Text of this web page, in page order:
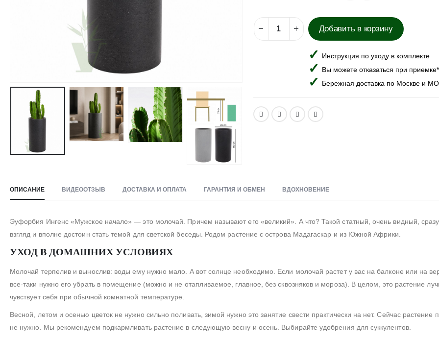
Добавить в корзину
Инструкция по уходу в комплекте
Вы можете отказаться при приемке*
Бережная доставка по Москве и
ОПИСАНИЕ ВИДЕООТЗЫВ ДОСТАВКА И ОПЛАТА ГАРАНТИЯ И ОБМЕН ВДОХНОВЕНИЕ
Эуфорбия Ингенс «Мужское начало» — это молочай. Причем называют его «великий». А что? Такой статный, очень видный, сразу
взгляд и вполне достоин стать темой для светской беседы. Родом растение с острова Мадагаскар и из Южной Африки.
УХОД В ДОМАШНИХ УСЛОВИЯХ
Молочай терпелив и вынослив: воды ему нужно мало. А вот солнце необходимо. Если молочай растет у вас на балконе или на
все-таки нужно его убрать в помещение (можно и не отапливаемое, главное, без сквозняков и мороза). В целом, это растение
чувствует себя при обычной комнатной температуре.
Весной, летом и осенью цветок не нужно сильно поливать, зимой нужно это занятие свести практически на нет. Сейчас растение
не нужно. Мы рекомендуем подкармливать растение в следующую весну и осень. Выбирайте удобрения для суккулентов.